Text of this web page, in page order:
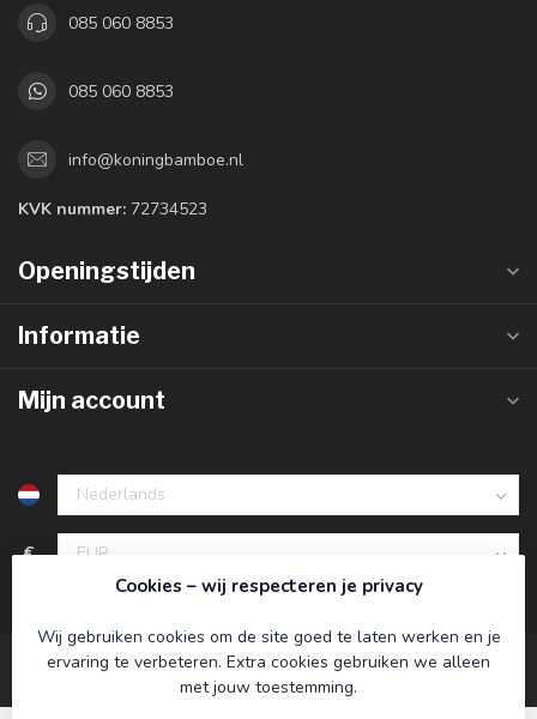
085 060 8853
085 060 8853
info@koningbamboe.nl
KVK nummer: 72734523
Openingstijden
Informatie
Mijn account
€
Cookies – wij respecteren je privacy
Wij gebruiken cookies om de site goed te laten werken en je
ervaring te verbeteren. Extra cookies gebruiken we alleen
met jouw toestemming.